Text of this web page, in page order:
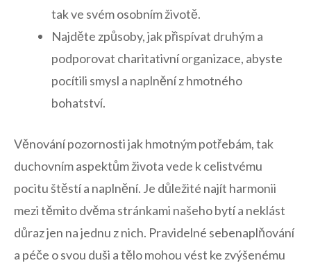
tak ve svém osobním životě.
Najděte způsoby, jak přispívat druhým a
podporovat charitativní organizace, abyste
pocítili smysl a naplnění z hmotného
bohatství.
Věnování pozornosti jak hmotným potřebám, tak
duchovním aspektům života vede k celistvému
pocitu štěstí a naplnění. Je důležité najít harmonii
mezi těmito dvěma stránkami našeho bytí a neklást
důraz jen na jednu z nich. Pravidelné sebenaplňování
a péče o svou duši a tělo mohou vést ke zvýšenému